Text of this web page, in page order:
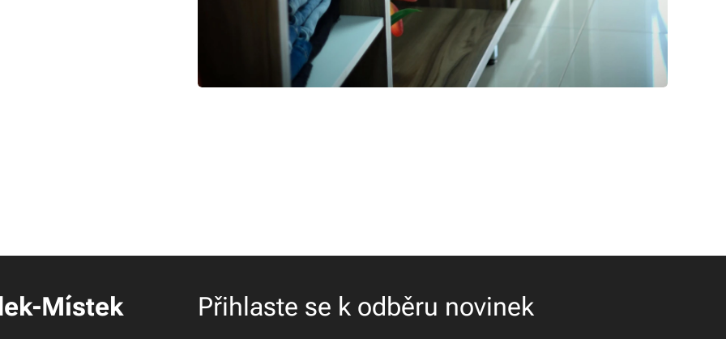
Místek Přihlaste se k odběru novinek